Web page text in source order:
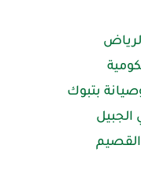
بتبوك
الجبيل